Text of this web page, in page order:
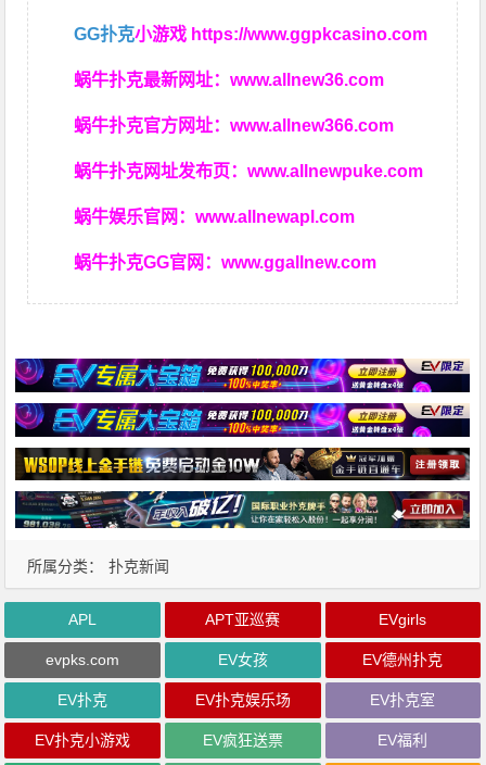
GG扑克小游戏 https://www.ggpkcasino.com
蜗牛扑克最新网址：www.allnew36.com
蜗牛扑克官方网址：www.allnew366.com
蜗牛扑克网址发布页：www.allnewpuke.com
蜗牛娱乐官网：www.allnewapl.com
蜗牛扑克GG官网：www.ggallnew.com
所属分类： 扑克新闻
APL APT亚巡赛 EVgirls
evpks.com EV女孩 EV德州扑克
EV扑克 EV扑克娱乐场 EV扑克室
EV扑克小游戏 EV疯狂送票 EV福利